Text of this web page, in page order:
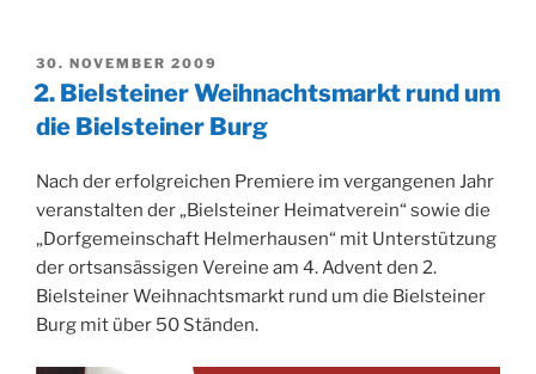
VERÖFFENTLICHT
AM
30. NOVEMBER 2009
2. Bielsteiner Weihnachtsmarkt rund um
die Bielsteiner Burg
Nach der erfolgreichen Premiere im vergangenen Jahr
veranstalten der „Bielsteiner Heimatverein“ sowie die
„Dorfgemeinschaft Helmerhausen“ mit Unterstützung
der ortsansässigen Vereine am 4. Advent den 2.
Bielsteiner Weihnachtsmarkt rund um die Bielsteiner
Burg mit über 50 Ständen.